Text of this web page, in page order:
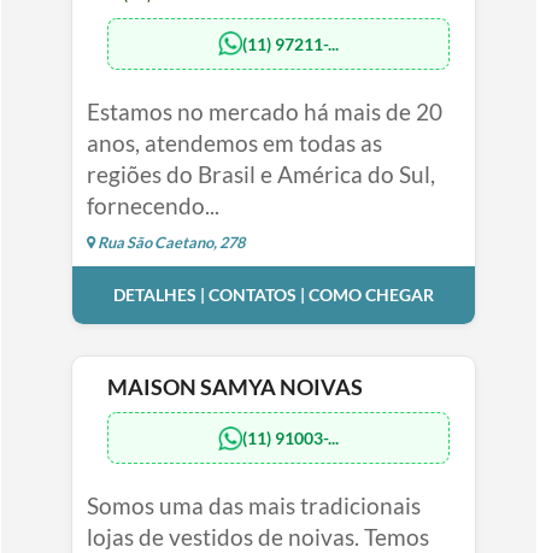
(11) 97211-...
Estamos no mercado há mais de 20
anos, atendemos em todas as
regiões do Brasil e América do Sul,
fornecendo...
Rua São Caetano, 278
DETALHES | CONTATOS | COMO CHEGAR
MAISON SAMYA NOIVAS
(11) 91003-...
Somos uma das mais tradicionais
lojas de vestidos de noivas. Temos